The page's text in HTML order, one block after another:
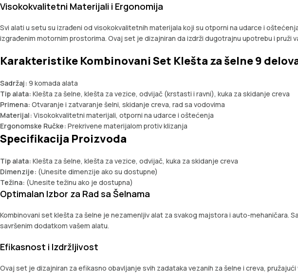
Visokokvalitetni Materijali i Ergonomija
Svi alati u setu su izrađeni od visokokvalitetnih materijala koji su otporni na udarce i
izgrađenim motornim prostorima. Ovaj set je dizajniran da izdrži dugotrajnu upotrebu i pruži
Karakteristike Kombinovani Set Klešta za šelne 9
Sadržaj: 9 komada alata
Tip alata: Klešta za šelne, klešta za vezice, odvijač (krstasti i ravni), kuka za skidanje creva
Primena: Otvaranje i zatvaranje šelni, skidanje creva, rad sa vodovima
Materijal: Visokokvalitetni materijali, otporni na udarce i oštećenja
Ergonomske Ručke: Prekrivene materijalom protiv klizanja
Specifikacija Proizvoda
Tip alata: Klešta za šelne, klešta za vezice, odvijač, kuka za skidanje creva
Dimenzije: (Unesite dimenzije ako su dostupne)
Težina: (Unesite težinu ako je dostupna)
Optimalan Izbor za Rad sa Šelnama
Kombinovani set klešta za šelne je nezamenljiv alat za svakog majstora i auto-mehaničara.
savršenim dodatkom vašem alatu.
Efikasnost i Izdržljivost
Ovaj set je dizajniran za efikasno obavljanje svih zadataka vezanih za šelne i creva,